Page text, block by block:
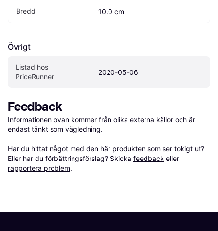
Bredd 10.0 cm
Övrigt
Listad hos
PriceRunner
2020-05-06
Feedback
Informationen ovan kommer från olika externa källor och är
endast tänkt som vägledning.
Har du hittat något med den här produkten som ser tokigt ut?
Eller har du förbättringsförslag? Skicka feedback eller
rapportera problem.